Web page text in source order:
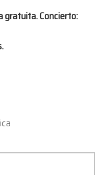
gratuita. Concierto: